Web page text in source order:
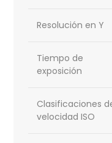
Resolución en Y
Tiempo de
exposición
Clasificaciones
velocidad ISO